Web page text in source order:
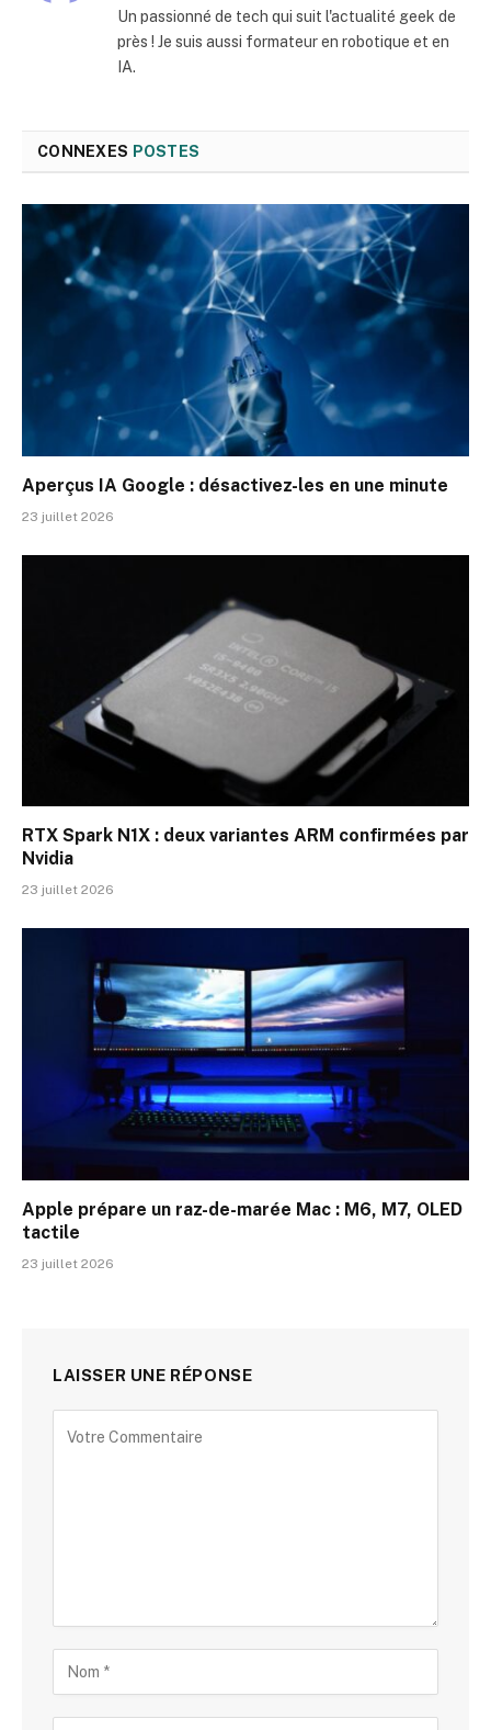
Un passionné de tech qui suit l'actualité geek de
près ! Je suis aussi formateur en robotique et en
IA.
CONNEXES POSTES
Aperçus IA Google : désactivez-les en une minute
23 juillet 2026
RTX Spark N1X : deux variantes ARM confirmées par
Nvidia
23 juillet 2026
Apple prépare un raz-de-marée Mac : M6, M7, OLED
tactile
23 juillet 2026
LAISSER UNE RÉPONSE